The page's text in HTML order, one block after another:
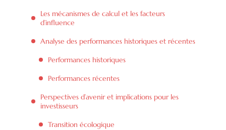
Les mécanismes de calcul et les facteurs
d’influence
Analyse des performances historiques et récentes
Performances historiques
Performances récentes
Perspectives d’avenir et implications pour les
investisseurs
Transition écologique